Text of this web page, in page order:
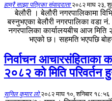
हाम्रै साझा पत्रिका संवाददाता२०८२ माघ २३,
बेलौरी । बेलौरी नगरपालिकामा
बस्नुभएका बेलौरी नगरपालिका वडा नं.
नगरपालिका कार्यालयबीच आज
भएको छ। सहमति भएपछि
निर्वाचन आचारसंहिताका
२०८२ को मिति परिवर्तन
सुनिल कुमार लो२०८२ माघ १०, शनिबार १८:५६